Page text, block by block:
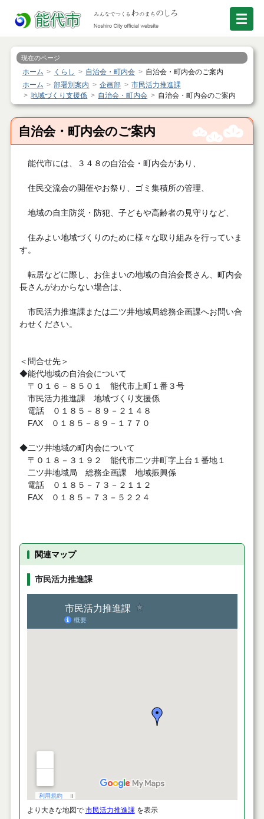
現在のページ
ホーム くらし 自治会・町内会
自治会・町内会のご案内
ホーム
部署別案内 企画部
市民活力推進課
地域づくり支援係
自治会・町内会 自治会・町内会のご案内
自治会・町内会のご案内
能代市には、３４８の自治会・町内会があり、
住民交流会の開催やお祭り、ゴミ集積所の管理、
地域の自主防災・防犯、子どもや高齢者の見守りなど、
住みよい地域づくりのために様々な取り組みを行っていま
す。
転居などに際し、お住まいの地域の自治会長さん、町内会
長さんがわからない場合は、
市民活力推進課または二ツ井地域局総務企画課へお問い合
わせください。
＜問合せ先＞
◆能代地域の自治会について
〒０１６－８５０１ 能代市上町１番３号
市民活力推進課 地域づくり支援係
電話 ０１８５－８９－２１４８
FAX ０１８５－８９－１７７０
◆二ツ井地域の町内会について
〒０１８－３１９２ 能代市二ツ井町字上台１番地１
二ツ井地域局 総務企画課 地域振興係
電話 ０１８５－７３－２１１２
FAX ０１８５－７３－５２２４
関連マップ
市民活力推進課
より大きな地図で 市民活力推進課を表示